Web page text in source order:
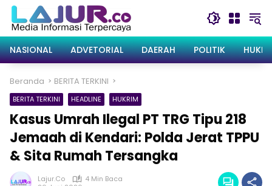
konten
NASIONAL ADVETORIAL DAERAH POLITIK
Beranda BERITA TERKINI
BERITA TERKINI HEADLINE HUKRIM
Kasus Umrah Ilegal PT TRG Tipu 218
Jemaah di Kendari: Polda Jerat TPPU
& Sita Rumah Tersangka
Lajur.co
4 Min Baca